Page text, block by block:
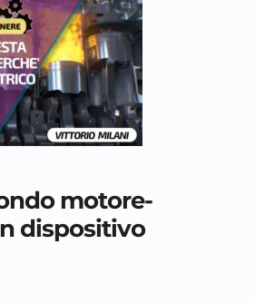
motore-
dispositivo